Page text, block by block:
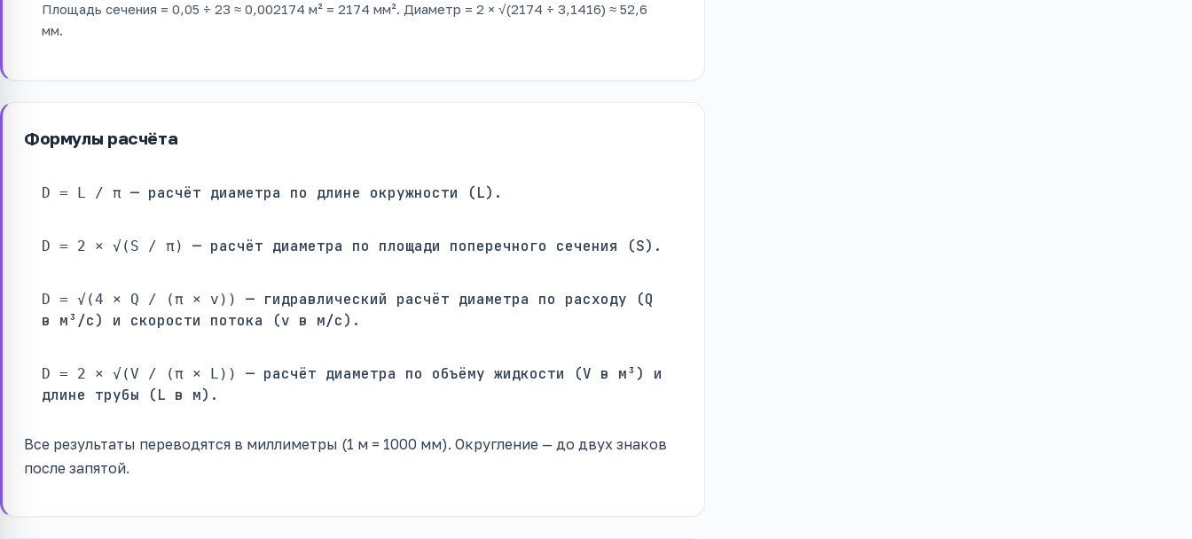
Площадь сечения = 0,05 ÷ 23 ≈ 0,002174 м² = 2174 мм². Диаметр = 2 × √(2174 ÷ 3,1416) ≈ 52,6
мм.
Формулы расчёта
D = L / π — расчёт диаметра по длине окружности (L).
D = 2 × √(S / π) — расчёт диаметра по площади поперечного сечения (S).
D = √(4 × Q / (π × v))
— гидравлический расчёт диаметра по расходу (Q
в м³/с) и скорости потока (v в м/с).
D = 2 × √(V / (π × L))
— расчёт диаметра по объёму жидкости (V в м³) и
длине трубы (L в м).
Все результаты переводятся в миллиметры (1 м = 1000 мм). Округление — до двух знаков
после запятой.